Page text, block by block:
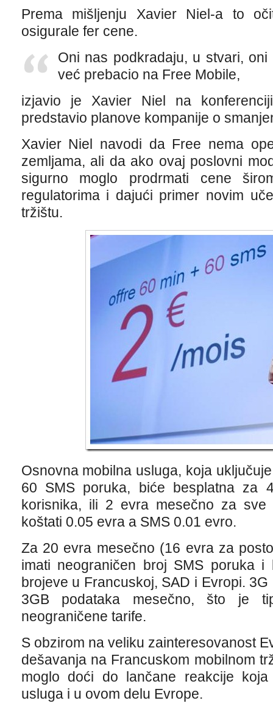
Prema mišljenju Xavier Niel-a to
osigurale fer cene.
Oni nas podkradaju, u stvari,
već prebacio na Free Mobile,
izjavio je Xavier Niel na
predstavio planove kompanije o
Xavier Niel navodi da Free nema
zemljama, ali da ako ovaj poslovni
sigurno moglo prodrmati cene
regulatorima i dajući primer novim
tržištu.
Osnovna mobilna usluga, koja
60 SMS poruka, biće besplatna za
korisnika, ili 2 evra mesečno za sve
koštati 0.05 evra a SMS 0.01 evro.
Za 20 evra mesečno (16 evra za
imati neograničen broj SMS poruka i
brojeve u Francuskoj, SAD i Evropi.
3GB podataka mesečno, što je
neograničene tarife.
S obzirom na veliku zainteresovanost
dešavanja na Francuskom mobilnom
moglo doći do lančane reakcije
usluga i u ovom delu Evrope.